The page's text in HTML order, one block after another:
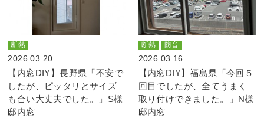
断熱
2026.03.20
【内窓DIY】長野県「不安で
したが、ピッタリとサイズ
も合い大丈夫でした。」S様
邸内窓
断熱 防音
2026.03.16
【内窓DIY】福島県「今回５
回目でしたが、全てうまく
取り付けできました。」N様
邸内窓